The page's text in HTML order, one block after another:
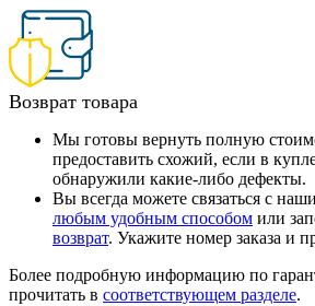
Возврат товара
Мы готовы вернуть полную
предоставить схожий, если в
обнаружили какие-либо дефекты.
Вы всегда можете связаться с
любым удобным способом или
возврат. Укажите номер заказа и
Более подробную информацию по
прочитать в соответствующем разделе.